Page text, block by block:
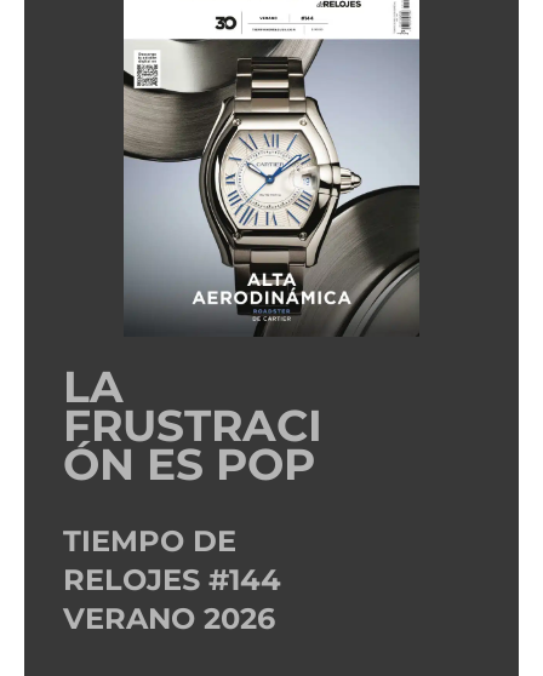
LA
FRUSTRACI
ÓN ES POP
TIEMPO DE
RELOJES #144
VERANO 2026